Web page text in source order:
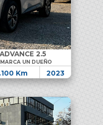
2.5
UN DUEÑO
Km 2023